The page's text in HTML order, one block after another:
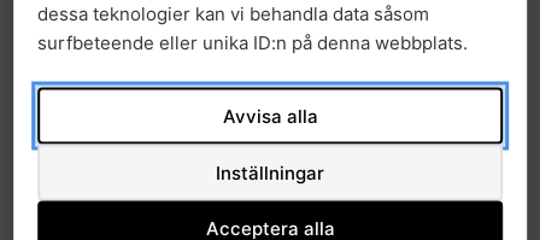
dessa teknologier kan vi behandla data såsom
surfbeteende eller unika ID:n på denna webbplats.
Avvisa alla
Inställningar
Acceptera alla